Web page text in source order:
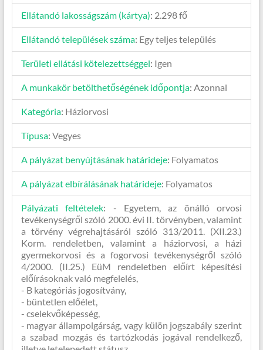
Ellátandó lakosságszám (kártya): 2.298 fő
Ellátandó települések száma: Egy teljes település
Területi ellátási kötelezettséggel: Igen
A munkakör betölthetőségének időpontja: Azonnal
Kategória: Háziorvosi
Típusa: Vegyes
A pályázat benyújtásának határideje: Folyamatos
A pályázat elbírálásának határideje: Folyamatos
Pályázati feltételek: - Egyetem, az önálló orvosi
tevékenységről szóló 2000. évi II. törvényben, valamint
a törvény végrehajtásáról szóló 313/2011. (XII.23.)
Korm. rendeletben, valamint a háziorvosi, a házi
gyermekorvosi és a fogorvosi tevékenységről szóló
4/2000. (II.25.) EüM rendeletben előírt képesítési
előírásoknak való megfelelés,
- B kategóriás jogosítvány,
- büntetlen előélet,
- cselekvőképesség,
- magyar állampolgárság, vagy külön jogszabály szerint
a szabad mozgás és tartózkodás jogával rendelkező,